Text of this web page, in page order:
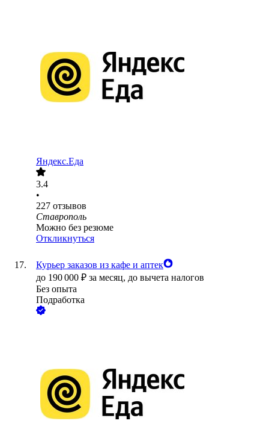
Яндекс.Еда
3.4
•
227 отзывов
Ставрополь
Можно без резюме
Откликнуться
Курьер заказов из кафе и аптек
до 190 000 ₽ за месяц, до вычета налогов
Без опыта
Подработка